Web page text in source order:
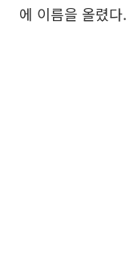
에 이름을 올렸다.